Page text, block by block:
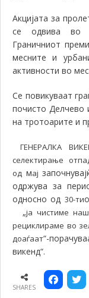
Акцијата за
се одвива во
Граничниот
месните и
активности во
Се повикуваат
почисто Делчево
на тротоарите и
ГЕНЕРАЛКА
селектирање
од мај
одржува за
односно од 30-ти
„ја чистиме
рециклираме во
доаѓаат“-
викенд“.
SHARES